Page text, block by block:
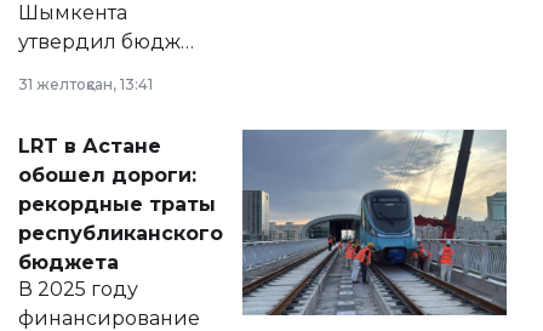
Шымкента
утвердил бюджет
2028 годы.
документ
появился в базе
нормативных
правовых актов и
на сайте маслихат
города.
31 желтоқсан, 13:41
LRT в Астане
обошел дороги:
рекордные траты
республиканского
бюджета
В 2025 году
финансирование